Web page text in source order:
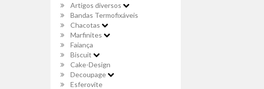
Artigos diversos
Bandas Termofixáveis
Chacotas
Marfinites
Faiança
Biscuit
Cake-Design
Decoupage
Esferovite